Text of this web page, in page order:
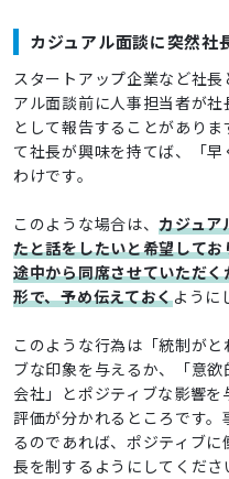
カジュアル面談に突然社
スタートアップ企業など社
アル面談前に人事担当者が社
として報告することがあり
て社長が興味を持てば、「
わけです。
このような場合は、カジュア
たと話をしたいと希望して
途中から同席させていただ
形で、予め伝えておくように
このような行為は「統制が
ブな印象を与えるか、「意
会社」とポジティブな影響
評価が分かれるところです
るのであれば、ポジティブ
長を制するようにしてくださ